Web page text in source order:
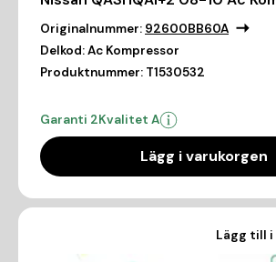
Originalnummer: 92600BB60A
Delkod:Ac Kompressor
Produktnummer: T1530532
Garanti 2Kvalitet A
Lägg i varukorgen
Lägg till i